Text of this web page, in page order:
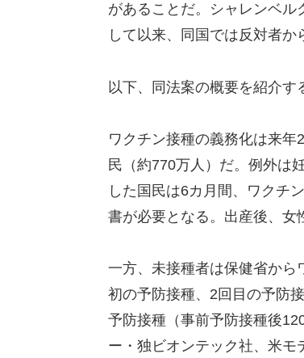
があることだ。シャレンベ
して以来、同国では反対者か
以下、同法案の概要を紹介す
ワクチン接種の義務化は来
民（約770万人）だ。例外は
した国民は6カ月間、ワクチ
書が必要となる。出産後、女
一方、未接種者は保健省から
初の予防接種、2回目の予防
予防接種（事前予防接種後
ー・独ビオンテック社、米